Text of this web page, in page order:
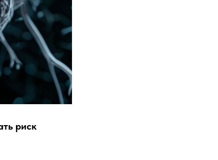
риск